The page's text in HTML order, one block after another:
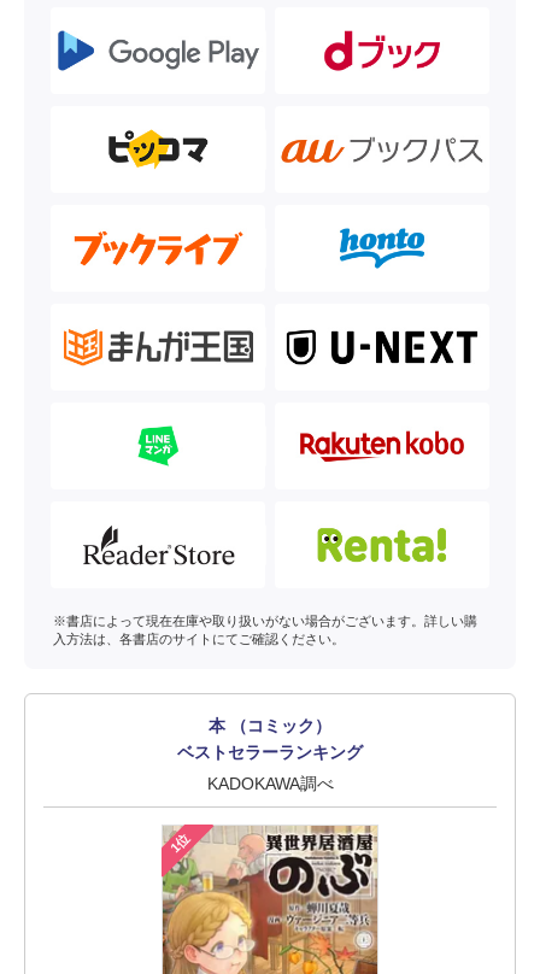
※書店によって現在在庫や取り扱いがない場合がございます。詳しい購
入方法は、各書店のサイトにてご確認ください。
本 （コミック）
ベストセラーランキング
KADOKAWA調べ
1位